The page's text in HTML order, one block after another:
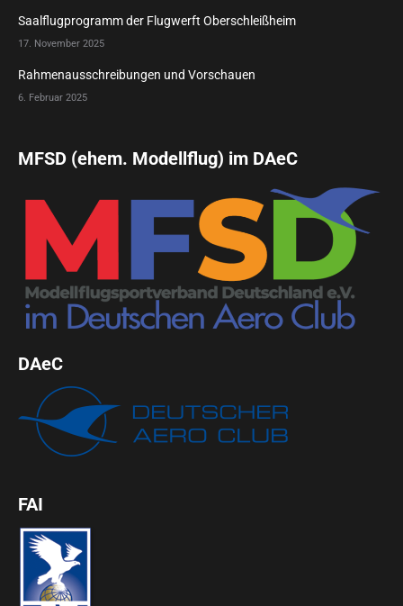
Saalflugprogramm der Flugwerft Oberschleißheim
17. November 2025
Rahmenausschreibungen und Vorschauen
6. Februar 2025
MFSD (ehem. Modellflug) im DAeC
DAeC
FAI